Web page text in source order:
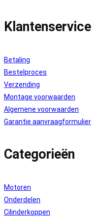
Klantenservice
Betaling
Bestelproces
Verzending
Montage voorwaarden
Algemene voorwaarden
Garantie aanvraagformulier
Categorieën
Motoren
Onderdelen
Cilinderkoppen